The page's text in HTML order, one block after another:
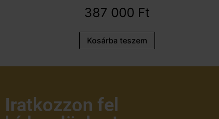
387 000 Ft
Kosárba teszem
Iratkozzon fel